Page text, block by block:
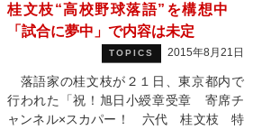
桂文枝“高校野球落語”を構想中
「試合に夢中」で内容は未定
TOPICS 2015年8月21日
落語家の桂文枝が２１日、東京都内で
行われた「祝！旭日小綬章受章 寄席チ
ャンネル×スカパー！ 六代 桂文枝 特